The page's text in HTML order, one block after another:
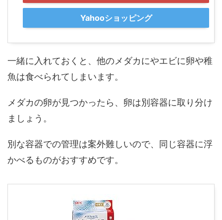
Yahooショッピング
一緒に入れておくと、他のメダカにやエビに卵や稚
魚は食べられてしまいます。
メダカの卵が見つかったら、卵は別容器に取り分け
ましょう。
別な容器での管理は案外難しいので、同じ容器に浮
かべるものがおすすめです。